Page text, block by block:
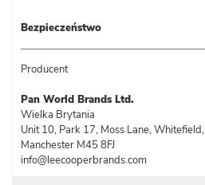
Bezpieczeństwo
Producent
Pan World Brands Ltd.
Wielka Brytania
Unit 10, Park 17, Moss Lane, Whitefield,
Manchester M45 8FJ
info@leecooperbrands.com